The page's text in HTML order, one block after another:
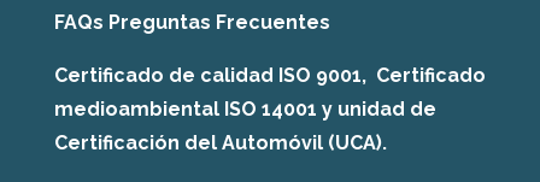
FAQs Preguntas Frecuentes
Certificado de calidad ISO 9001, Certificado
medioambiental ISO 14001 y unidad de
Certificación del Automóvil (UCA).